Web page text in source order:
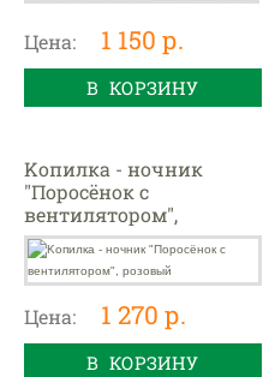
Цена: 1 150 р.
В КОРЗИНУ
Kопилка - ночник
"Поросёнок с
вентилятором",
розовый
Цена: 1 270 р.
В КОРЗИНУ